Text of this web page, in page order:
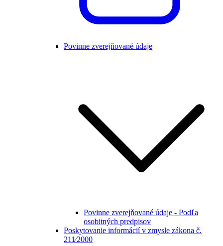
Povinne zverejňované údaje
Povinne zverejňované údaje - Podľa
osobitných predpisov
Poskytovanie informácií v zmysle zákona č.
211⁄2000